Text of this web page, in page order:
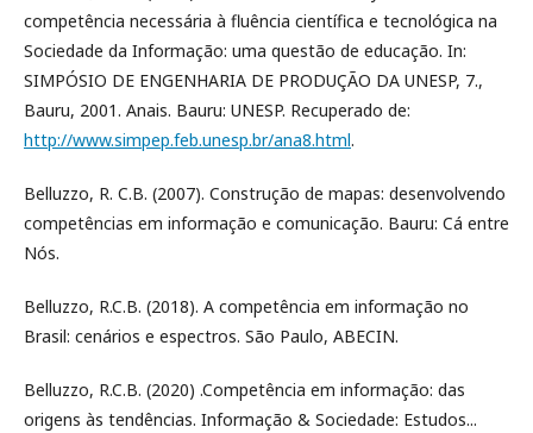
competência necessária à fluência científica e tecnológica na
Sociedade da Informação: uma questão de educação. In:
SIMPÓSIO DE ENGENHARIA DE PRODUÇÃO DA UNESP, 7.,
Bauru, 2001. Anais. Bauru: UNESP. Recuperado de:
http://www.simpep.feb.unesp.br/ana8.html.
Belluzzo, R. C.B. (2007). Construção de mapas: desenvolvendo
competências em informação e comunicação. Bauru: Cá entre
Nós.
Belluzzo, R.C.B. (2018). A competência em informação no
Brasil: cenários e espectros. São Paulo, ABECIN.
Belluzzo, R.C.B. (2020) .Competência em informação: das
origens às tendências. Informação & Sociedade: Estudos...